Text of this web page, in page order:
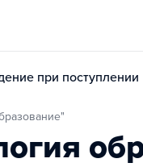
при поступлении